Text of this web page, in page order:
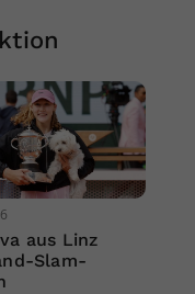
aus Linz
Slam-